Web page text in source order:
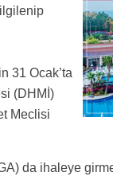
31 Ocak’ta
(DHMİ)
Meclisi
da ihaleye